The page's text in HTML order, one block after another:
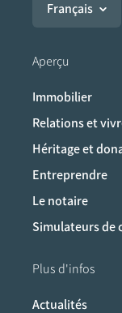
Français
Aperçu
Immobilier
Relations et
Héritage et
Entreprendre
Le notaire
Simulateurs de
Plus d'infos
Actualités